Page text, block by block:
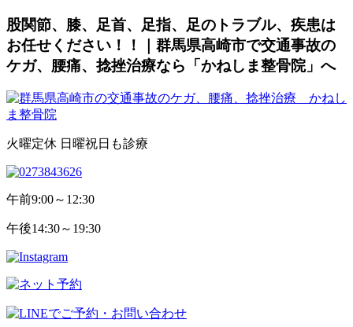
股関節、膝、足首、足指、足のトラブル、疾患は
お任せください！！｜群馬県高崎市で交通事故の
ケガ、腰痛、捻挫治療なら「かねしま整骨院」へ
火曜定休 日曜祝日も診療
午前9:00～12:30
午後14:30～19:30